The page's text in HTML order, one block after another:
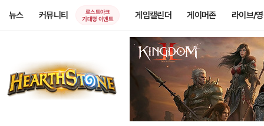
뉴스 커뮤니티
로스트아크
기대평 이벤트
게임캘린더 게이머존 라이브/